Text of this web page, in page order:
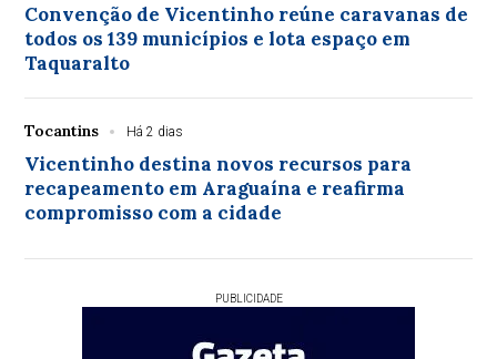
Convenção de Vicentinho reúne caravanas de
todos os 139 municípios e lota espaço em
Taquaralto
Tocantins Há 2 dias
Vicentinho destina novos recursos para
recapeamento em Araguaína e reafirma
compromisso com a cidade
PUBLICIDADE